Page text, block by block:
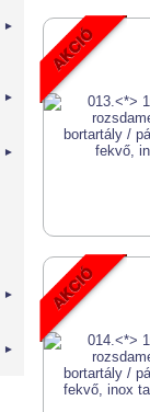
►
►
►
►
►